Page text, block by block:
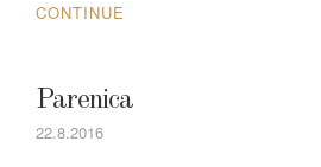
CONTINUE
Parenica
22.8.2016